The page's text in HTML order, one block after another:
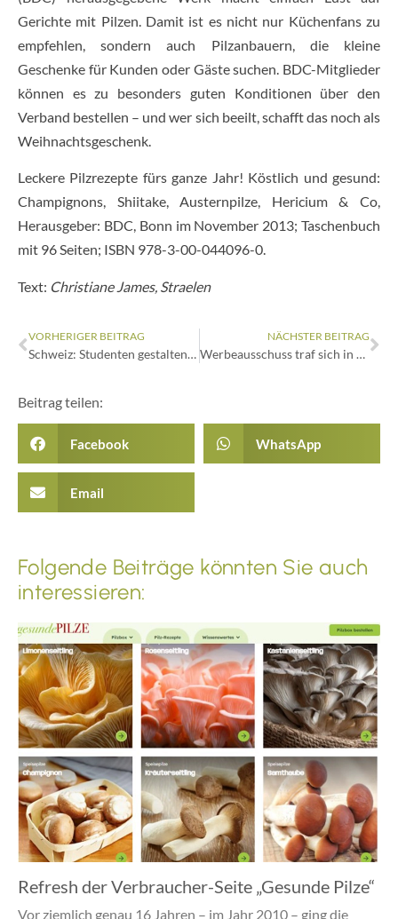
Gerichte mit Pilzen. Damit ist es nicht nur Küchenfans zu
empfehlen, sondern auch Pilzanbauern, die kleine
Geschenke für Kunden oder Gäste suchen. BDC-Mitglieder
können es zu besonders guten Konditionen über den
Verband bestellen – und wer sich beeilt, schafft das noch als
Weihnachtsgeschenk.
Leckere Pilzrezepte fürs ganze Jahr! Köstlich und gesund:
Champignons, Shiitake, Austernpilze, Hericium & Co,
Herausgeber: BDC, Bonn im November 2013; Taschenbuch
mit 96 Seiten; ISBN 978-3-00-044096-0.
Text: Christiane James, Straelen
VORHERIGER BEITRAG
Schweiz: Studenten gestalten Pilzdessert-Buch
NÄCHSTER BEITRAG
Werbeausschuss traf sich in Bonn
Beitrag teilen:
Facebook WhatsApp
Email
Folgende Beiträge könnten Sie auch
interessieren:
Refresh der Verbraucher-Seite „Gesunde Pilze“
Vor ziemlich genau 16 Jahren – im Jahr 2010 – ging die